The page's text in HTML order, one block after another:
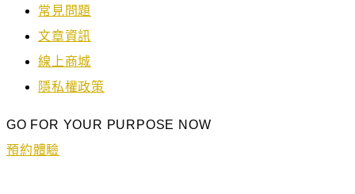
常見問題
文章資訊
線上商城
隱私權政策
GO FOR YOUR PURPOSE NOW
預約體驗